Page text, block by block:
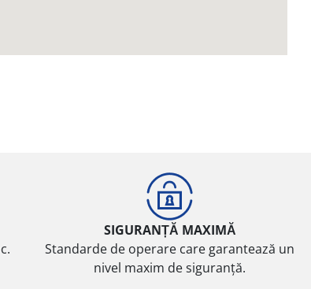
SIGURANȚĂ MAXIMĂ
Standarde de operare care garantează un
nivel maxim de siguranță.